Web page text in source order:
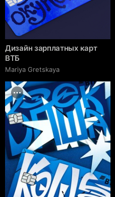
Дизайн зарплатных карт
ВТБ
Mariya Gretskaya